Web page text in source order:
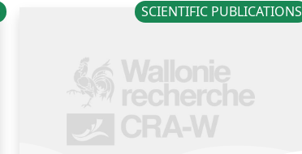
SCIENTIFIC PUBLICATIONS